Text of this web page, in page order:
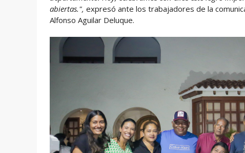
abiertas.", expresó ante los trabajadores de la
Alfonso Aguilar Deluque.